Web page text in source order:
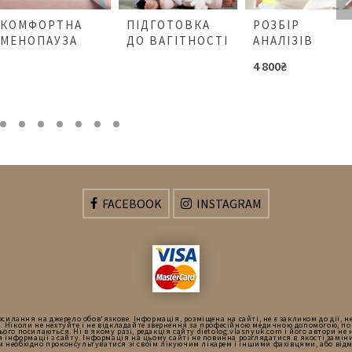
КОМФОРТНА
МЕНОПАУЗА
ПІДГОТОВКА
ДО ВАГІТНОСТІ
РОЗБІР
АНАЛІЗІВ
4 800₴
FACEBOOK INSTAGRAM
на джерело обов'язкове. Інформація, розміщена на сайті, не є закликом до дії,
не нехтуйте і не відкладайте звернення за професійною медичною
посилаються. Ні в якому разі, редакція сайту dietolog.vlasnyuk.com і його автори не
з сайту. Інформація на цьому сайті не повинна розглядатися в якості
проконсультуватися зі своїм лікуючим лікарем і іншими фахівцями, або